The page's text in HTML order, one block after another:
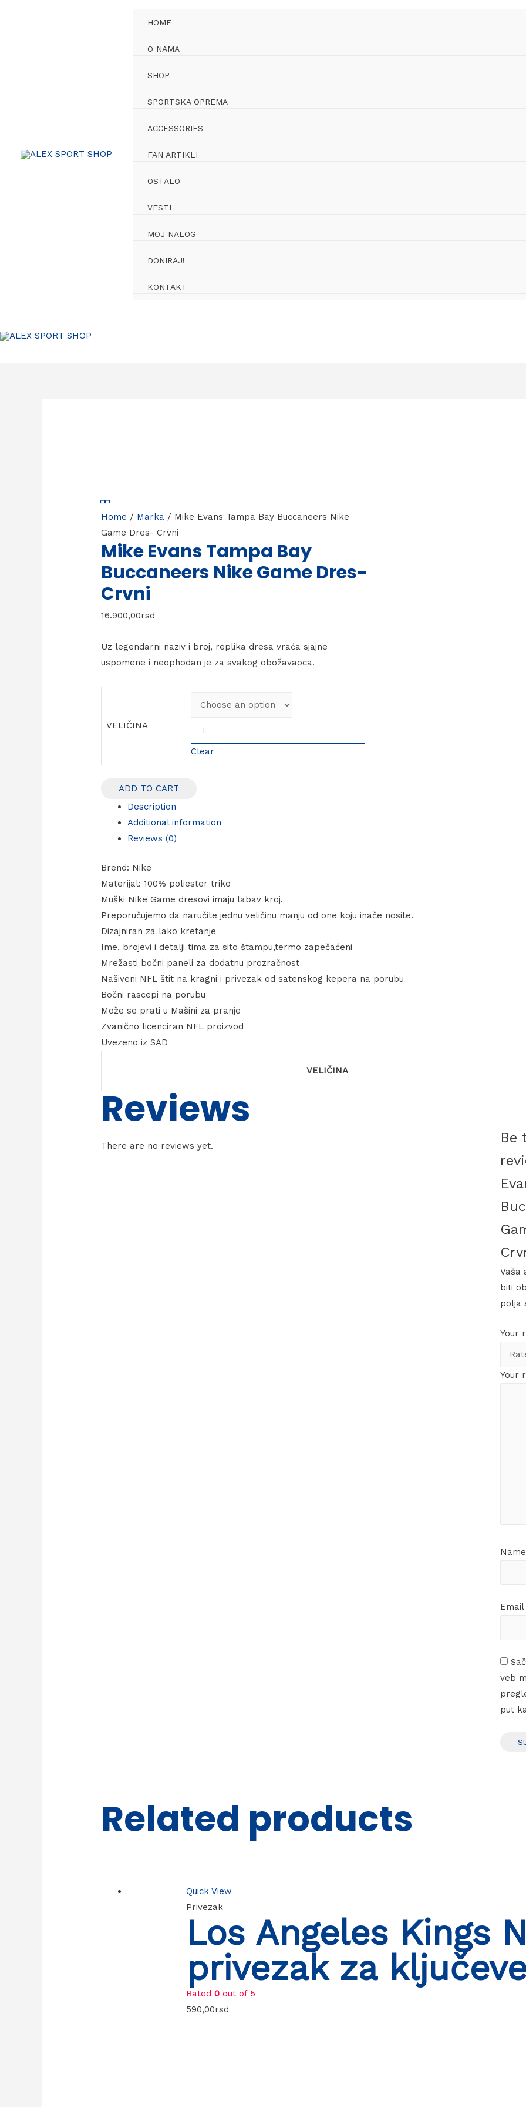
HOME
O NAMA
SHOP
SPORTSKA OPREMA
ACCESSORIES
FAN ARTIKLI
OSTALO
VESTI
MOJ NALOG
DONIRAJ!
KONTAKT
Home / Marka / Mike Evans Tampa Bay Buccaneers Nike
Game Dres- Crvni
Mike Evans Tampa Bay
Buccaneers Nike Game Dres-
Crvni
16.900,00rsd
Uz legendarni naziv i broj, replika dresa vraća sjajne
uspomene i neophodan je za svakog obožavaoca.
VELIČINA L
Clear
ADD TO CART
Description
Additional information
Reviews (0)
Brend: Nike
Materijal: 100% poliester triko
Muški Nike Game dresovi imaju labav kroj.
Preporučujemo da naručite jednu veličinu manju od one koju inače nosite.
Dizajniran za lako kretanje
Ime, brojevi i detalji tima za sito štampu,termo zapečaćeni
Mrežasti bočni paneli za dodatnu prozračnost
Našiveni NFL štit na kragni i privezak od satenskog kepera na porubu
Bočni rascepi na porubu
Može se prati u Mašini za pranje
Zvanično licenciran NFL proizvod
Uvezeno iz SAD
VELIČINA
Reviews
There are no reviews yet.
Be
Vaša
biti
polja
Your
Your
Name
Email
veb
put
Related products
Quick View
Privezak
Los Angeles Kings
privezak za
Rated0 out of 5
590,00rsd